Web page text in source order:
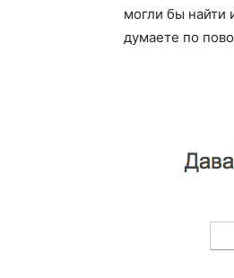
могли бы найти
думаете по